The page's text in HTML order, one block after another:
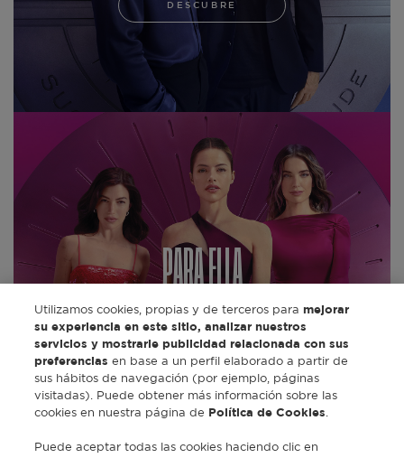
DESCUBRE
PARA ELLA
DESCUBRE
Utilizamos cookies, propias y de terceros para mejorar
su experiencia en este sitio, analizar nuestros
servicios y mostrarle publicidad relacionada con sus
preferencias en base a un perfil elaborado a partir de
sus hábitos de navegación (por ejemplo, páginas
visitadas). Puede obtener más información sobre las
cookies en nuestra página de
Política de Cookies.
Puede aceptar todas las cookies haciendo clic en